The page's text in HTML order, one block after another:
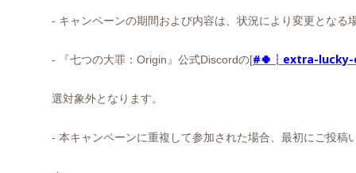
- キャンペーンの期間および内容は、状況により変更となる
- 『七つの大罪： Origin 』公式Discordの[#🍀┆extra-
選対象外となります。
- 本キャンペーンに重複して参加された場合、最初にご投稿